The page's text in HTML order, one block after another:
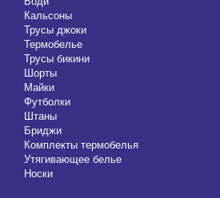
Кальсоны
Трусы джоки
Термобелье
Трусы бикини
Шорты
Майки
Футболки
Штаны
Бриджи
Комплекты термобелья
Утягивающее белье
Носки